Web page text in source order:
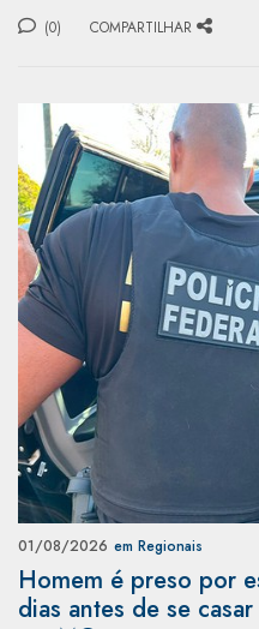
(0) COMPARTILHAR
01/08/2026 em Regionais
Homem é preso por
dias antes de se